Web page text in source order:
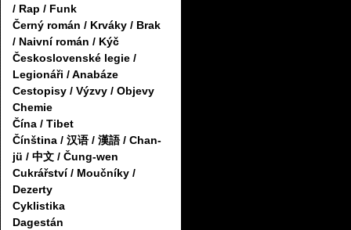
/ Rap / Funk
Černý román / Krváky / Brak
/ Naivní román / Kýč
Československé legie /
Legionáři / Anabáze
Cestopisy / Výzvy / Objevy
Chemie
Čína / Tibet
Čínština / 汉语 / 漢語 / Chan-
jü / 中文 / Čung-wen
Cukrářství / Moučníky /
Dezerty
Cyklistika
Dagestán